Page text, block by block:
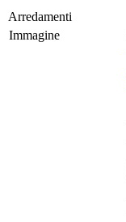
Arredamenti
Immagine